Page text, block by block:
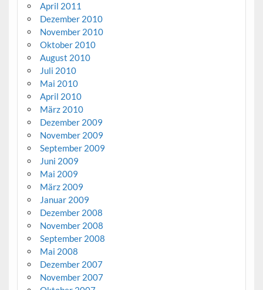
April 2011
Dezember 2010
November 2010
Oktober 2010
August 2010
Juli 2010
Mai 2010
April 2010
März 2010
Dezember 2009
November 2009
September 2009
Juni 2009
Mai 2009
März 2009
Januar 2009
Dezember 2008
November 2008
September 2008
Mai 2008
Dezember 2007
November 2007